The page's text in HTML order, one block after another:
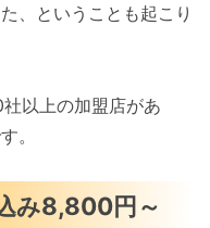
、ということも起こり
以上の加盟店があ
。
み8,800円～